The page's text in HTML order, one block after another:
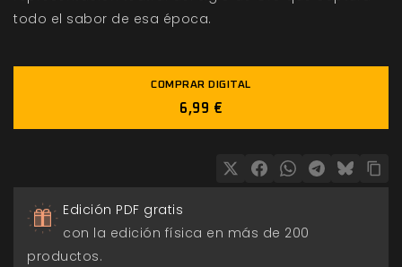
todo el sabor de esa época.
COMPRAR DIGITAL
6,99 €
Edición PDF gratis
con la edición física en más de 200
productos.